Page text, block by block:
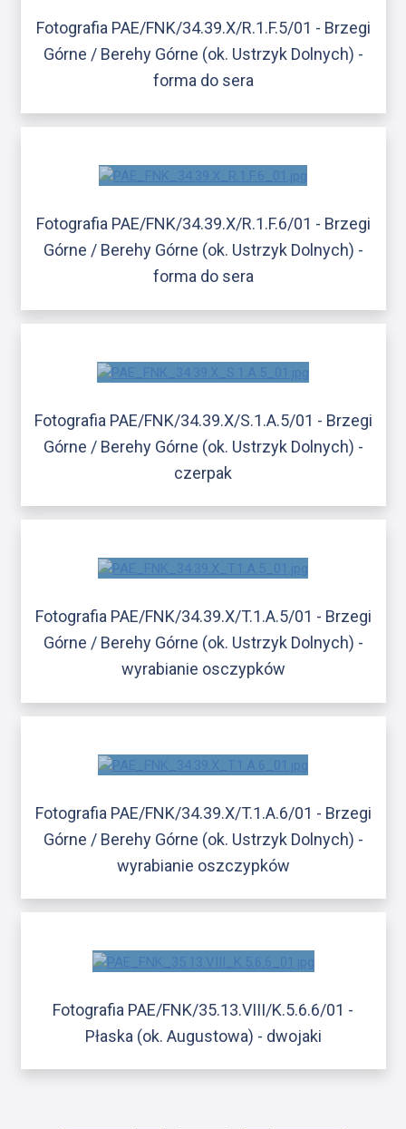
Fotografia PAE/FNK/34.39.X/R.1.F.5/01 - Brzegi
Górne / Berehy Górne (ok. Ustrzyk Dolnych) -
forma do sera
Fotografia PAE/FNK/34.39.X/R.1.F.6/01 - Brzegi
Górne / Berehy Górne (ok. Ustrzyk Dolnych) -
forma do sera
Fotografia PAE/FNK/34.39.X/S.1.A.5/01 - Brzegi
Górne / Berehy Górne (ok. Ustrzyk Dolnych) -
czerpak
Fotografia PAE/FNK/34.39.X/T.1.A.5/01 - Brzegi
Górne / Berehy Górne (ok. Ustrzyk Dolnych) -
wyrabianie osczypków
Fotografia PAE/FNK/34.39.X/T.1.A.6/01 - Brzegi
Górne / Berehy Górne (ok. Ustrzyk Dolnych) -
wyrabianie oszczypków
Fotografia PAE/FNK/35.13.VIII/K.5.6.6/01 -
Płaska (ok. Augustowa) - dwojaki